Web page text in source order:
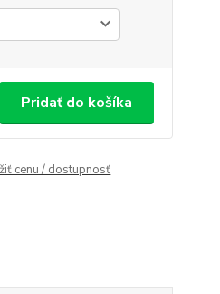
Pridať do košíka
cenu / dostupnosť